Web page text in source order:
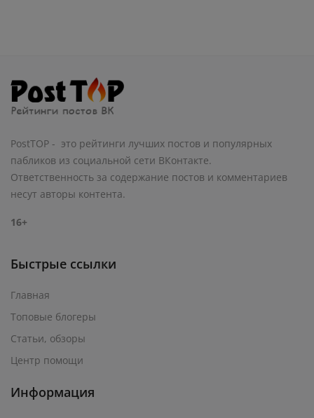
PostTOP - это рейтинги лучших постов и популярных
пабликов из социальной сети ВКонтакте.
Ответственность за содержание постов и комментариев
несут авторы контента.
16+
Быстрые ссылки
Главная
Топовые блогеры
Статьи, обзоры
Центр помощи
Информация